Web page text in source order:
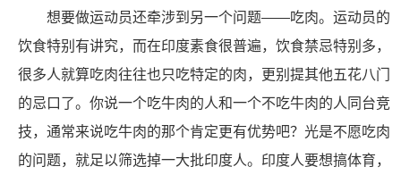
想要做运动员还牵涉到另一个问题——吃肉。运动员的
饮食特别有讲究，而在印度素食很普遍，饮食禁忌特别多，
很多人就算吃肉往往也只吃特定的肉，更别提其他五花八门
的忌口了。你说一个吃牛肉的人和一个不吃牛肉的人同台竞
技，通常来说吃牛肉的那个肯定更有优势吧？光是不愿吃肉
的问题，就足以筛选掉一大批印度人。印度人要想搞体育，